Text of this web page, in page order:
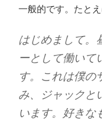
一般的です。たと
はじめまして。
ーとして働いて
す。これは僕の
み、ジャックと
います。好きな